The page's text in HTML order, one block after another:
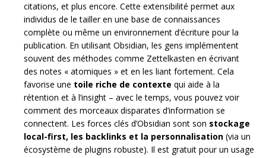
citations, et plus encore. Cette extensibilité permet aux
individus de le tailler en une base de connaissances
complète ou même un environnement d’écriture pour la
publication. En utilisant Obsidian, les gens implémentent
souvent des méthodes comme Zettelkasten en écrivant
des notes « atomiques » et en les liant fortement. Cela
favorise une toile riche de contexte qui aide à la
rétention et à l’insight – avec le temps, vous pouvez voir
comment des morceaux disparates d’information se
connectent. Les forces clés d’Obsidian sont son stockage
local-first, les backlinks et la personnalisation (via un
écosystème de plugins robuste). Il est gratuit pour un usage